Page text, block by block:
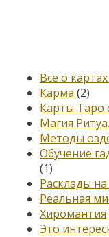
Все о
Карма (2)
Карты Таро
Магия
Методы
Обучение
(1)
Расклады
Реальная
Хиромантия
Это